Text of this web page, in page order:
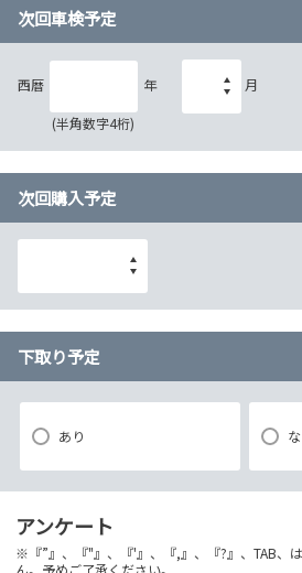
次回車検予定
西暦 年
(半角数字4桁)
月
次回購入予定
下取り予定
あり
アンケート
※『”』、『"』、『'』、『,』、『?』、TAB、